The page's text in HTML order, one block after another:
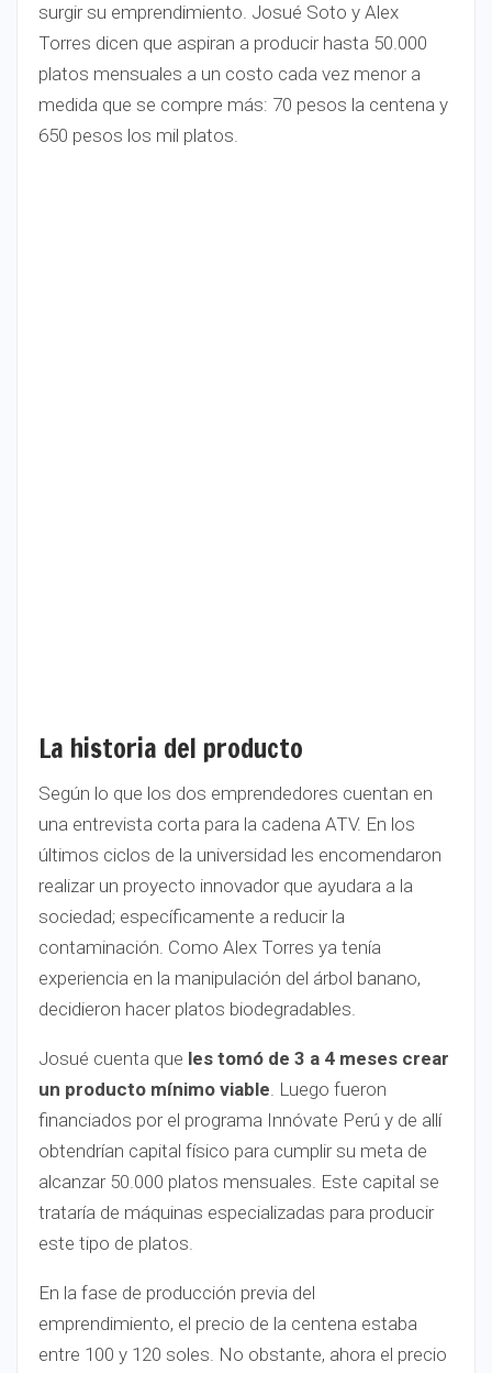
surgir su emprendimiento. Josué Soto y Alex
Torres dicen que aspiran a producir hasta 50.000
platos mensuales a un costo cada vez menor a
medida que se compre más: 70 pesos la centena y
650 pesos los mil platos.
La historia del producto
Según lo que los dos emprendedores cuentan en
una entrevista corta para la cadena ATV. En los
últimos ciclos de la universidad les encomendaron
realizar un proyecto innovador que ayudara a la
sociedad; específicamente a reducir la
contaminación. Como Alex Torres ya tenía
experiencia en la manipulación del árbol banano,
decidieron hacer platos biodegradables.
Josué cuenta que les tomó de 3 a 4 meses crear
un producto mínimo viable. Luego fueron
financiados por el programa Innóvate Perú y de allí
obtendrían capital físico para cumplir su meta de
alcanzar 50.000 platos mensuales. Este capital se
trataría de máquinas especializadas para producir
este tipo de platos.
En la fase de producción previa del
emprendimiento, el precio de la centena estaba
entre 100 y 120 soles. No obstante, ahora el precio